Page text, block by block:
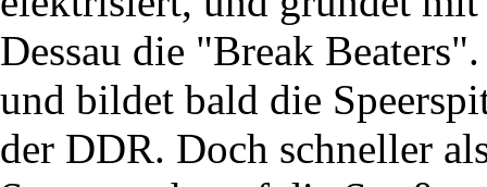
Dessau die "Break
und bildet bald die
der DDR. Doch schneller